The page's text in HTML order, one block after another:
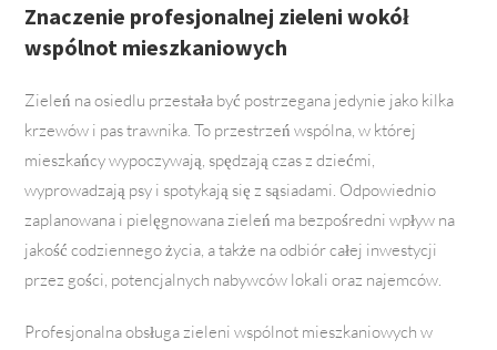
Znaczenie profesjonalnej zieleni wokół
wspólnot mieszkaniowych
Zieleń na osiedlu przestała być postrzegana jedynie jako kilka
krzewów i pas trawnika. To przestrzeń wspólna, w której
mieszkańcy wypoczywają, spędzają czas z dziećmi,
wyprowadzają psy i spotykają się z sąsiadami. Odpowiednio
zaplanowana i pielęgnowana zieleń ma bezpośredni wpływ na
jakość codziennego życia, a także na odbiór całej inwestycji
przez gości, potencjalnych nabywców lokali oraz najemców.
Profesjonalna obsługa zieleni wspólnot mieszkaniowych w